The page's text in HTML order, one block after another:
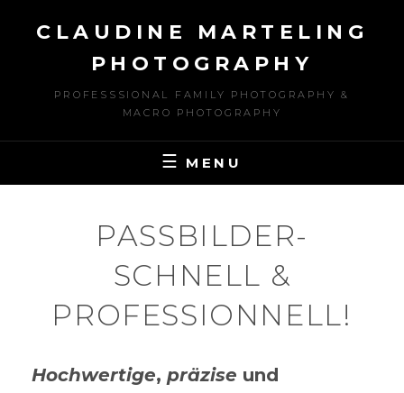
CLAUDINE MARTELING
PHOTOGRAPHY
PROFESSSIONAL FAMILY PHOTOGRAPHY &
MACRO PHOTOGRAPHY
MENU
PASSBILDER-
SCHNELL &
PROFESSIONNELL!
Hochwertige, präzise und